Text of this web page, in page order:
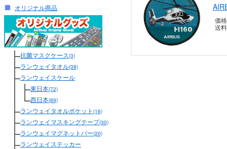
オリジナル商品
抗菌マスクケース(3)
ランウェイタオル(38)
ランウェイスケール
東日本(72)
西日本(89)
ランウェイタオルポケット (16)
ランウェイマスキングテープ(30)
ランウェイマグネットバー(20)
ランウェイステッカー
価
送